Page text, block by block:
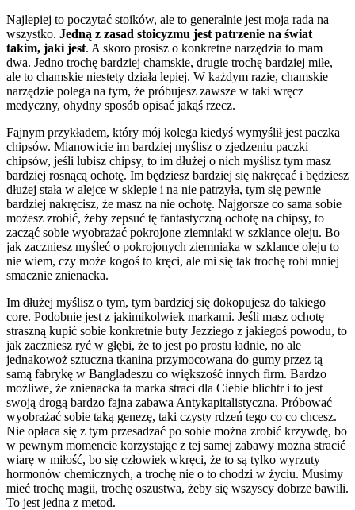
Najlepiej to poczytać stoików, ale to generalnie jest moja rada na
wszystko. Jedną z zasad stoicyzmu jest patrzenie na świat
takim, jaki jest. A skoro prosisz o konkretne narzędzia to mam
dwa. Jedno trochę bardziej chamskie, drugie trochę bardziej miłe,
ale to chamskie niestety działa lepiej. W każdym razie, chamskie
narzędzie polega na tym, że próbujesz zawsze w taki wręcz
medyczny, ohydny sposób opisać jakąś rzecz.
Fajnym przykładem, który mój kolega kiedyś wymyślił jest paczka
chipsów. Mianowicie im bardziej myślisz o zjedzeniu paczki
chipsów, jeśli lubisz chipsy, to im dłużej o nich myślisz tym masz
bardziej rosnącą ochotę. Im będziesz bardziej się nakręcać i będziesz
dłużej stała w alejce w sklepie i na nie patrzyła, tym się pewnie
bardziej nakręcisz, że masz na nie ochotę. Najgorsze co sama sobie
możesz zrobić, żeby zepsuć tę fantastyczną ochotę na chipsy, to
zacząć sobie wyobrażać pokrojone ziemniaki w szklance oleju. Bo
jak zaczniesz myśleć o pokrojonych ziemniaka w szklance oleju to
nie wiem, czy może kogoś to kręci, ale mi się tak trochę robi mniej
smacznie znienacka.
Im dłużej myślisz o tym, tym bardziej się dokopujesz do takiego
core. Podobnie jest z jakimikolwiek markami. Jeśli masz ochotę
straszną kupić sobie konkretnie buty Jezziego z jakiegoś powodu, to
jak zaczniesz ryć w głębi, że to jest po prostu ładnie, no ale
jednakowoż sztuczna tkanina przymocowana do gumy przez tą
samą fabrykę w Bangladeszu co większość innych firm. Bardzo
możliwe, że znienacka ta marka straci dla Ciebie blichtr i to jest
swoją drogą bardzo fajna zabawa Antykapitalistyczna. Próbować
wyobrażać sobie taką genezę, taki czysty rdzeń tego co co chcesz.
Nie opłaca się z tym przesadzać po sobie można zrobić krzywdę, bo
w pewnym momencie korzystając z tej samej zabawy można stracić
wiarę w miłość, bo się człowiek wkręci, że to są tylko wyrzuty
hormonów chemicznych, a trochę nie o to chodzi w życiu. Musimy
mieć trochę magii, trochę oszustwa, żeby się wszyscy dobrze bawili.
To jest jedna z metod.